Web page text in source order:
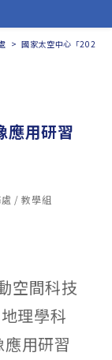
> 國家太空中心「2026遙
應用研習
/ 教學組
空間科技
理學科
用研習